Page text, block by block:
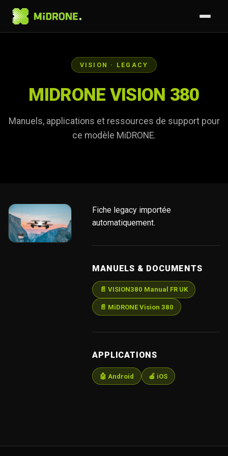
VISION · LEGACY
MIDRONE VISION 380
Manuels, applications et ressources de support pour
ce modèle MiDRONE.
Fiche legacy importée
automatiquement.
MANUELS & DOCUMENTS
📄 VISION380 Manual FR UK
📄 MiDRONE Vision 380
APPLICATIONS
🤖 Android 🍎 iOS